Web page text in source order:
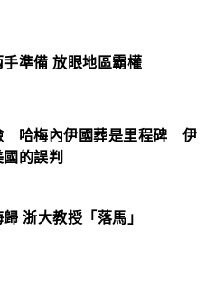
準備 放眼地區霸權
哈梅內伊國葬是里程碑 伊
的誤判
浙大教授「落馬」